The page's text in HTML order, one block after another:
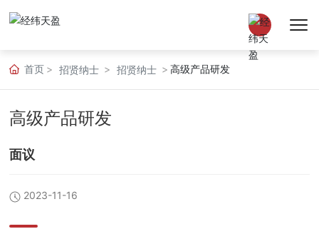
首页 招贤纳士 招贤纳士 高级产品研发
高级产品研发
面议
2023-11-16